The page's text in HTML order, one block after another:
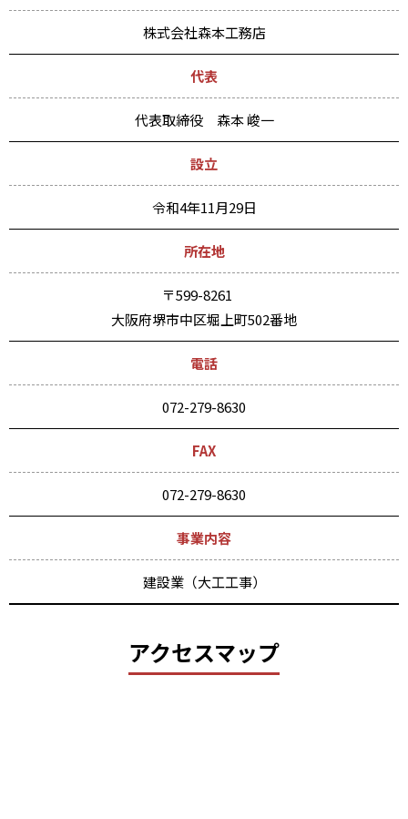
株式会社森本工務店
代表
代表取締役 森本 峻一
設立
令和4年11月29日
所在地
〒599-8261
大阪府堺市中区堀上町502番地
電話
072-279-8630
FAX
072-279-8630
事業内容
建設業（大工工事）
アクセスマップ